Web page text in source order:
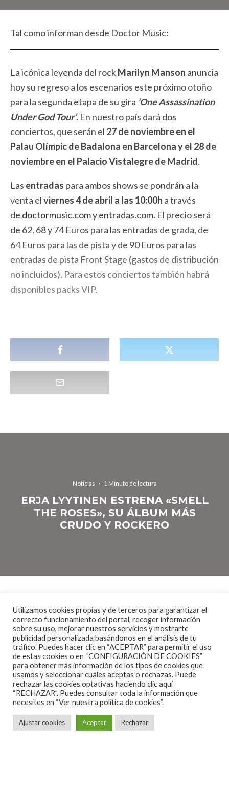
Tal como informan desde Doctor Music:
La icónica leyenda del rockMarilyn Manson anuncia
hoy su regreso a los escenarios este próximo otoño
para la segunda etapa de su gira ‘One Assassination
Under God Tour’. En nuestro país dará dos
conciertos, que serán el 27 de noviembre en el
Palau Olímpic de Badalona en Barcelona y el 28 de
noviembre en el Palacio Vistalegre de Madrid.
Las entradas para ambos shows se pondrán a la
venta elviernes 4 de abril a las 10:00h a través
de doctormusic.comyentradas.com. El precio será
de 62, 68 y 74 Euros para las entradas de grada, de
64 Euros para las de pista y de 90 Euros para las
entradas de pista Front Stage (gastos de distribución
no incluidos). Para estos conciertos también habrá
disponibles packs VIP.
Noticias · 1 Minuto de lectura
ERJA LYYTINEN ESTRENA «SMELL
THE ROSES», SU ÁLBUM MÁS
CRUDO Y ROCKERO
Lyytinen ha compartido escenario con Carlos
Santana y ha sido premiada como ‘Mejor Guitarrista
de Blues’ en los European Blues Awards.
Con una trayectoria de más de 20 años, la artista
finlandesa ha recorrido el mundo llevando su mezcla
única de blues, rock y virtuosismo en la guitarra slide.
guitarristas más influyentes del género con el
Utilizamos cookies propias y de terceros para garantizar el
correcto funcionamiento del portal, recoger información
sobre su uso, mejorar nuestros servicios y mostrarte
publicidad personalizada basándonos en el análisis de tu
tráfico. Puedes hacer clic en “ACEPTAR” para permitir el uso
de estas cookies o en “CONFIGURACIÓN DE COOKIES”
para obtener más información de los tipos de cookies que
usamos y seleccionar cuáles aceptas o rechazas. Puede
rechazar las cookies optativas haciendo clic aquí
“RECHAZAR”. Puedes consultar toda la información que
necesites en “Ver nuestra política de cookies”.
Ajustar cookies Aceptar Rechazar